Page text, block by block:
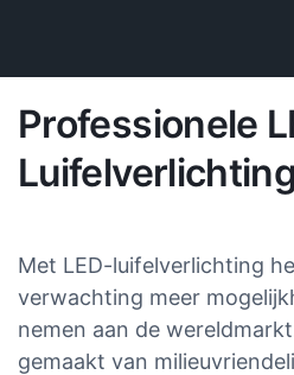
Professionele
Luifelverlichting
Met LED-luifelverlichting
verwachting meer
nemen aan de
gemaakt van